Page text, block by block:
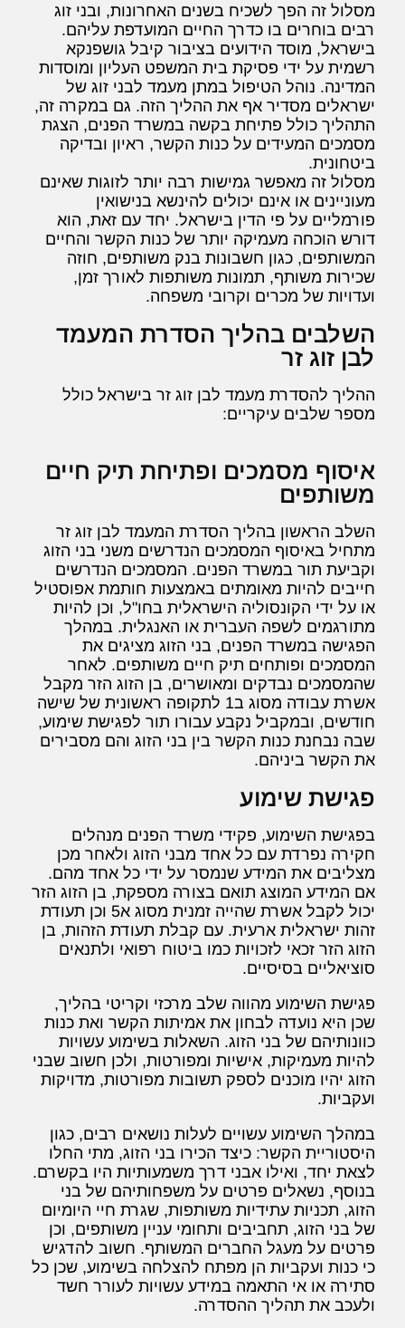
מסלול זה הפך לשכיח בשנים האחרונות, ובני זוג
רבים בוחרים בו כדרך החיים המועדפת עליהם.
בישראל, מוסד הידועים בציבור קיבל גושפנקא
רשמית על ידי פסיקת בית המשפט העליון ומוסדות
המדינה. נוהל הטיפול במתן מעמד לבני זוג של
ישראלים מסדיר אף את ההליך הזה. גם במקרה זה,
התהליך כולל פתיחת בקשה במשרד הפנים, הצגת
מסמכים המעידים על כנות הקשר, ראיון ובדיקה
ביטחונית.
מסלול זה מאפשר גמישות רבה יותר לזוגות שאינם
מעוניינים או אינם יכולים להינשא בנישואין
פורמליים על פי הדין בישראל. יחד עם זאת, הוא
דורש הוכחה מעמיקה יותר של כנות הקשר והחיים
המשותפים, כגון חשבונות בנק משותפים, חוזה
שכירות משותף, תמונות משותפות לאורך זמן,
ועדויות של מכרים וקרובי משפחה.
השלבים בהליך הסדרת המעמד
לבן זוג זר
ההליך להסדרת מעמד לבן זוג זר בישראל כולל
מספר שלבים עיקריים:
איסוף מסמכים ופתיחת תיק חיים
משותפים
השלב הראשון בהליך הסדרת המעמד לבן זוג זר
מתחיל באיסוף המסמכים הנדרשים משני בני הזוג
וקביעת תור במשרד הפנים. המסמכים הנדרשים
חייבים להיות מאומתים באמצעות חותמת אפוסטיל
או על ידי הקונסוליה הישראלית בחו"ל, וכן להיות
מתורגמים לשפה העברית או האנגלית. במהלך
הפגישה במשרד הפנים, בני הזוג מציגים את
המסמכים ופותחים תיק חיים משותפים. לאחר
שהמסמכים נבדקים ומאושרים, בן הזוג הזר מקבל
אשרת עבודה מסוג ב1 לתקופה ראשונית של שישה
חודשים, ובמקביל נקבע עבורו תור לפגישת שימוע,
שבה נבחנת כנות הקשר בין בני הזוג והם מסבירים
את הקשר ביניהם.
פגישת שימוע
בפגישת השימוע, פקידי משרד הפנים מנהלים
חקירה נפרדת עם כל אחד מבני הזוג ולאחר מכן
מצליבים את המידע שנמסר על ידי כל אחד מהם.
אם המידע המוצג תואם בצורה מספקת, בן הזוג הזר
יכול לקבל אשרת שהייה זמנית מסוג א5 וכן תעודת
זהות ישראלית ארעית. עם קבלת תעודת הזהות, בן
הזוג הזר זכאי לזכויות כמו ביטוח רפואי ולתנאים
סוציאליים בסיסיים.
פגישת השימוע מהווה שלב מרכזי וקריטי בהליך,
שכן היא נועדה לבחון את אמיתות הקשר ואת כנות
כוונותיהם של בני הזוג. השאלות בשימוע עשויות
להיות מעמיקות, אישיות ומפורטות, ולכן חשוב שבני
הזוג יהיו מוכנים לספק תשובות מפורטות, מדויקות
ועקביות.
במהלך השימוע עשויים לעלות נושאים רבים, כגון
היסטוריית הקשר: כיצד הכירו בני הזוג, מתי החלו
לצאת יחד, ואילו אבני דרך משמעותיות היו בקשרם.
בנוסף, נשאלים פרטים על משפחותיהם של בני
הזוג, תכניות עתידיות משותפות, שגרת חיי היומיום
של בני הזוג, תחביבים ותחומי עניין משותפים, וכן
פרטים על מעגל החברים המשותף. חשוב להדגיש
כי כנות ועקביות הן מפתח להצלחה בשימוע, שכן כל
סתירה או אי התאמה במידע עשויות לעורר חשד
ולעכב את תהליך ההסדרה.